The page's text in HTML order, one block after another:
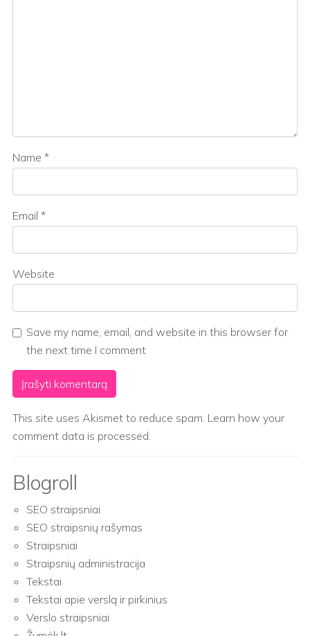
Name *
Email *
Website
Save my name, email, and website in this browser for
the next time I comment
This site uses Akismet to reduce spam. Learn how your
comment data is processed.
Blogroll
SEO straipsniai
SEO straipsnių rašymas
Straipsniai
Straipsnių administracija
Tekstai
Tekstai apie verslą ir pirkinius
Verslo straipsniai